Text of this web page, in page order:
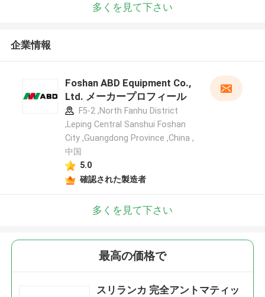
メッセージ
多くを見て下さい
企業情報
Foshan ABD Equipment Co.,
Ltd. メーカープロフィール
F5-2 ,North Fanhu District
,Leping Central Sanshui Foshan
City ,Guangdong Province ,China ,
中国
5.0
確認された製造者
多くを見て下さい
最高の価格で
スリランカ 完全アントマティッ